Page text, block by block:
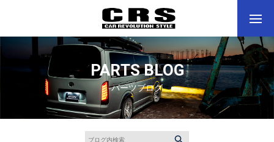
PARTS BLOG
パーツブログ